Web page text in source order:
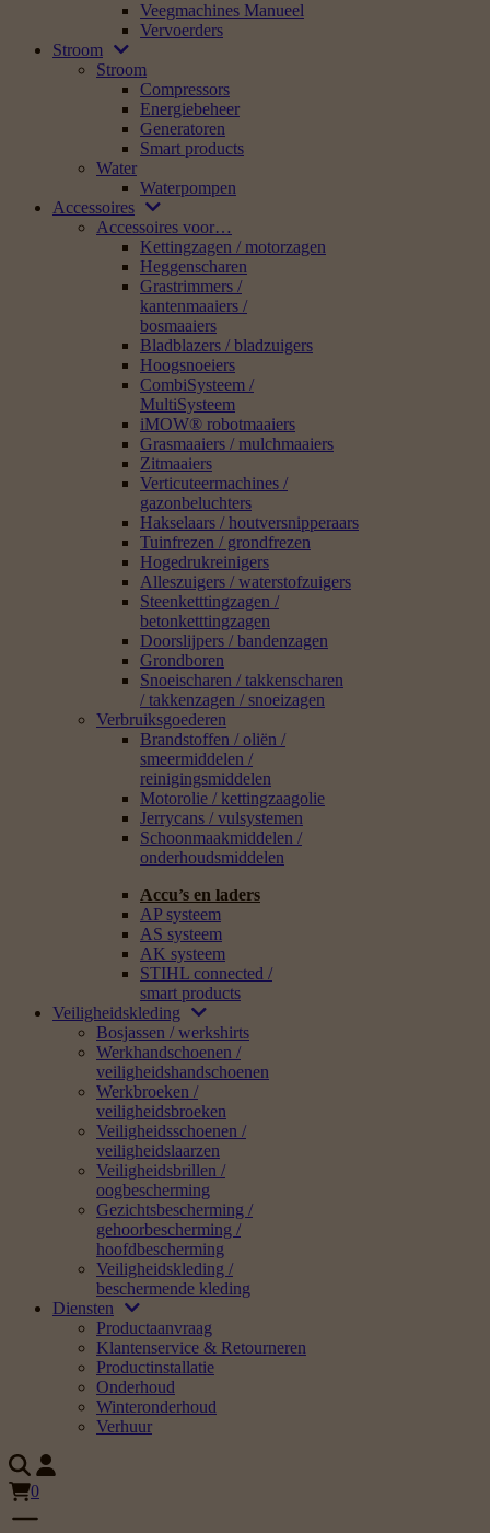
Veegmachines Manueel
Vervoerders
Stroom
Stroom
Compressors
Energiebeheer
Generatoren
Smart products
Water
Waterpompen
Accessoires
Accessoires voor…
Kettingzagen / motorzagen
Heggenscharen
Grastrimmers /
kantenmaaiers /
bosmaaiers
Bladblazers / bladzuigers
Hoogsnoeiers
CombiSysteem /
MultiSysteem
iMOW® robotmaaiers
Grasmaaiers / mulchmaaiers
Zitmaaiers
Verticuteermachines /
gazonbeluchters
Hakselaars / houtversnipperaars
Tuinfrezen / grondfrezen
Hogedrukreinigers
Alleszuigers / waterstofzuigers
Steenketttingzagen /
betonketttingzagen
Doorslijpers / bandenzagen
Grondboren
Snoeischaren / takkenscharen
/ takkenzagen / snoeizagen
Verbruiksgoederen
Brandstoffen / oliën /
smeermiddelen /
reinigingsmiddelen
Motorolie / kettingzaagolie
Jerrycans / vulsystemen
Schoonmaakmiddelen /
onderhoudsmiddelen
Accu’s en laders
AP systeem
AS systeem
AK systeem
STIHL connected /
smart products
Veiligheidskleding
Bosjassen / werkshirts
Werkhandschoenen /
veiligheidshandschoenen
Werkbroeken /
veiligheidsbroeken
Veiligheidsschoenen /
veiligheidslaarzen
Veiligheidsbrillen /
oogbescherming
Gezichtsbescherming /
gehoorbescherming /
hoofdbescherming
Veiligheidskleding /
beschermende kleding
Diensten
Productaanvraag
Klantenservice & Retourneren
Productinstallatie
Onderhoud
Winteronderhoud
Verhuur
0